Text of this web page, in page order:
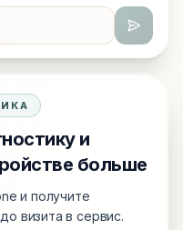
и
больше
и получите
визита в сервис.